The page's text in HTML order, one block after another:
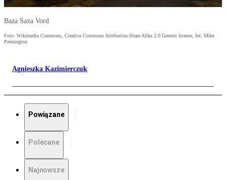
Baza Saxa Vord
Foto: Wikimedia Commons, Creative Commons Attribution-Share Alike 2.0 Generic license, fot. Mike
Pennington
Agnieszka Kazimierczuk
Powiązane
Polecane
Najnowsze